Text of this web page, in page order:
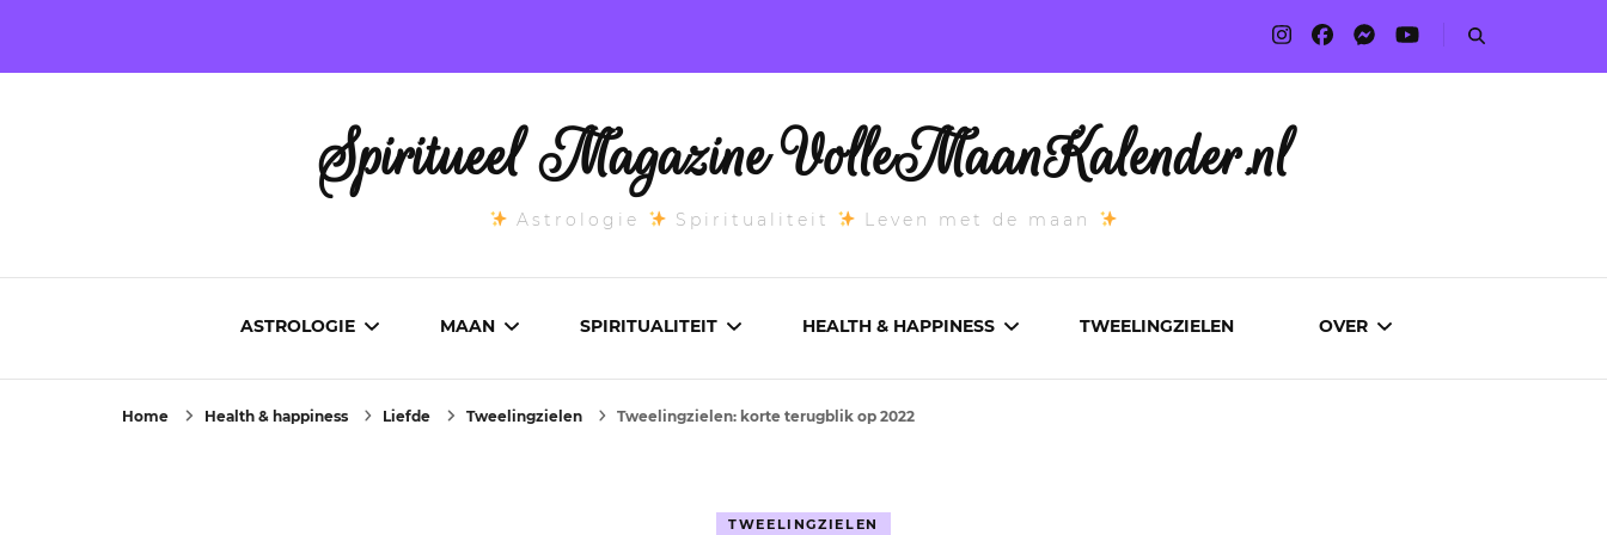
Spiritueel Magazine VolleMaanKalender.nl
Astrologie Spiritualiteit Leven met de maan
ASTROLOGIE MAAN SPIRITUALITEIT HEALTH & HAPPINESS TWEELINGZIELEN OVER
Home Health & happiness Liefde Tweelingzielen Tweelingzielen: korte terugblik op 2022
TWEELINGZIELEN